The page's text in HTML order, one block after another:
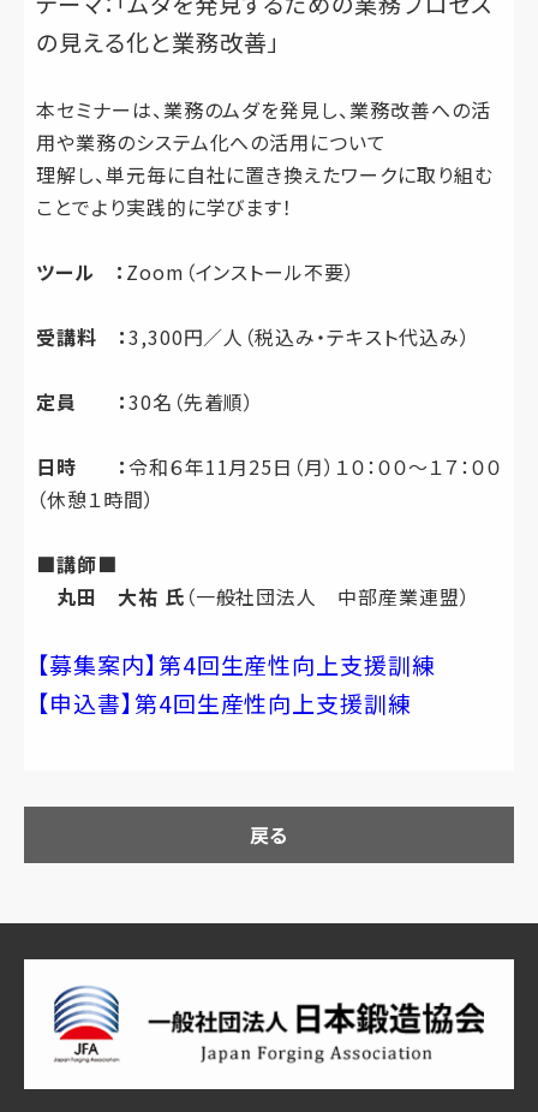
の見える化と業務改善」
本セミナーは、業務のムダを発見し、業務改善への活
用や業務のシステム化への活用について
理解し、単元毎に自社に置き換えたワークに取り組む
ことでより実践的に学びます！
ツール ： Zoom（インストール不要）
受講料 ：3,300円／人（税込み・テキスト代込み）
定員 ：30名（先着順）
日時 ：令和６年11月25日（月）１０：００～１７：００
（休憩１時間）
■講師■
丸田 大祐 氏 （一般社団法人 中部産業連盟）
【募集案内】第4回生産性向上支援訓練
【申込書】第4回生産性向上支援訓練
戻る